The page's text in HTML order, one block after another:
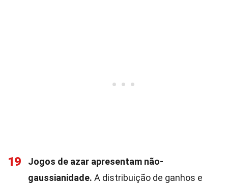
19
Jogos de azar apresentam não-
gaussianidade. A distribuição de ganhos e